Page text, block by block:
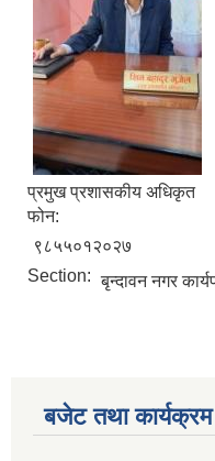
प्रमुख प्रशासकीय अधिकृत
फोन:
९८५५०१२०२७
Section: बृन्दावन नगर
बजेट तथा कार्यक्रम